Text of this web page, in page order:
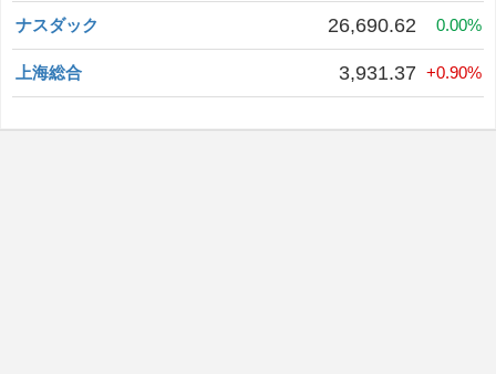
ナスダック 26,690.62 0.00%
上海総合 3,931.37 +0.90%